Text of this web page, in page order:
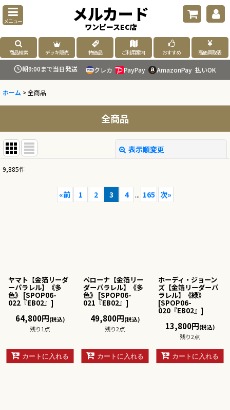
メニュー メルカード
ワンピースEC店
商品検索 デッキ販売 特価品 ご利用案内 おすすめ 高価買取表
朝9:00まで当日発送 クレカ PayPay AmazonPay 払いOK
ホーム >全商品
全商品
表示順変更
9,885件
«前 1 2 3 4 ... 165 次»
ヤマト【金箔リーダ
ーパラレル】《多
色》 [SPOP06-
022『EB02』 ]
64,800円(税込)
残り1点
カートに入れる
ペローナ【金箔リー
ダーパラレル】《多
色》 [SPOP06-
021『EB02』 ]
49,800円(税込)
残り2点
カートに入れる
ホーディ・ジョーン
ズ【金箔リーダーパ
ラレル】《緑》
[SPOP06-
020『EB02』 ]
13,800円(税込)
残り2点
カートに入れる